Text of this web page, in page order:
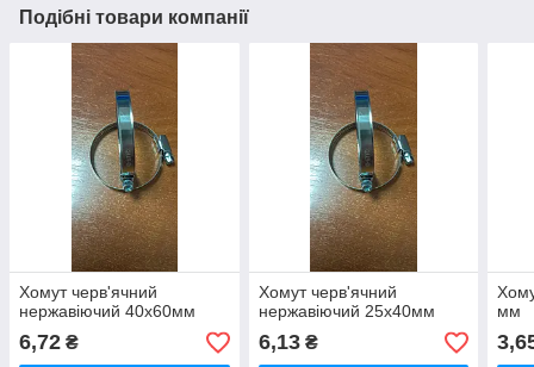
Подібні товари компанії
Хомут черв'ячний
нержавіючий 40х60мм
6,72 ₴
Хомут черв'ячний
нержавіючий 25х40мм
6,13₴
мм